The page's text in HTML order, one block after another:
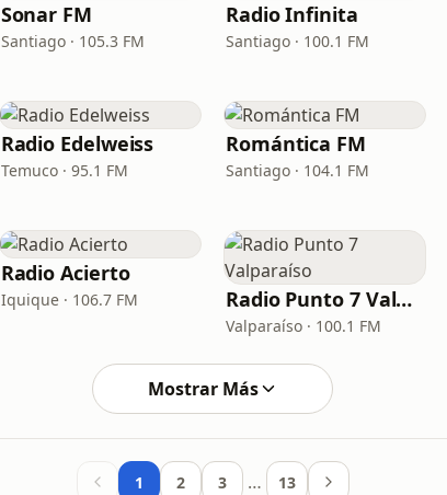
Sonar FM
Santiago · 105.3 FM
Radio Infinita
Santiago · 100.1 FM
Radio Edelweiss
Temuco · 95.1 FM
Romántica FM
Santiago · 104.1 FM
Radio Acierto
Iquique · 106.7 FM Radio Punto 7 Valparaíso
Valparaíso · 100.1 FM
Mostrar Más
1 2 3 … 13